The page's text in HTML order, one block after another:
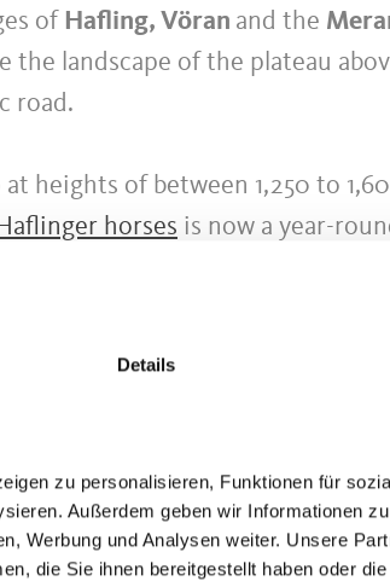
Details
zu personalisieren, Funktionen für
Außerdem geben wir Informationen
Werbung und Analysen weiter. Unsere
die Sie ihnen bereitgestellt haben oder
of Hafling, Vöran and the
the landscape of the plateau
road.
heights of between 1,250 to
horses is now a year-